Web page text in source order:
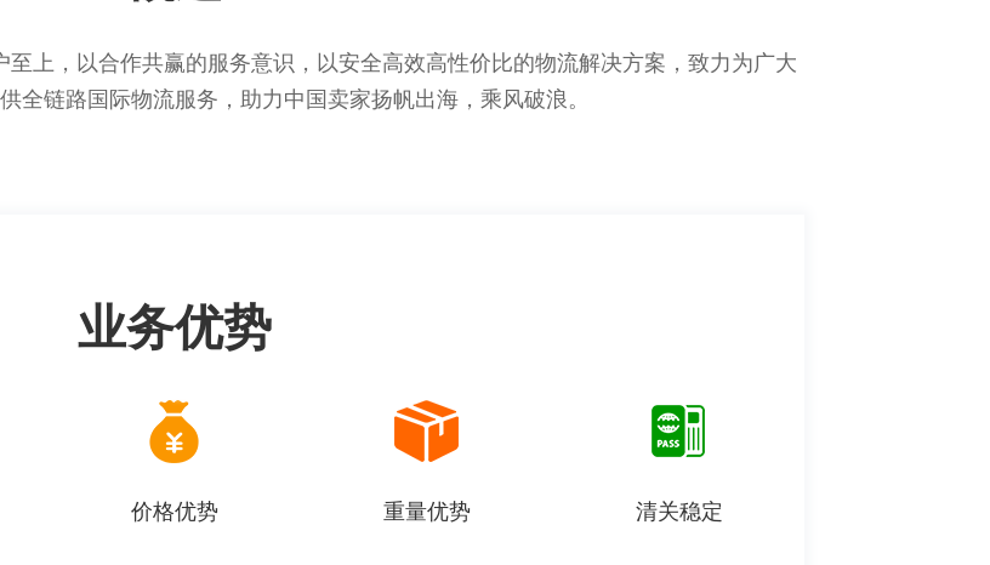
上，以合作共赢的服务意识，以安全高效高性价比的物流解决方案，致力为广大
全链路国际物流服务，助力中国卖家扬帆出海，乘风破浪。
业务优势
价格优势 重量优势 清关稳定